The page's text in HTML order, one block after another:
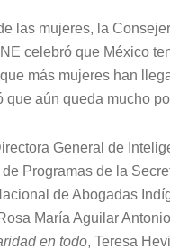
las mujeres, la
celebró que México
más mujeres han
aún queda mucho
General de
Programas de la
de Abogadas
María Aguilar
en todo, Teresa